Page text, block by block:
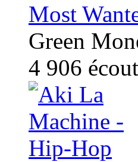
Most
Green
4 906